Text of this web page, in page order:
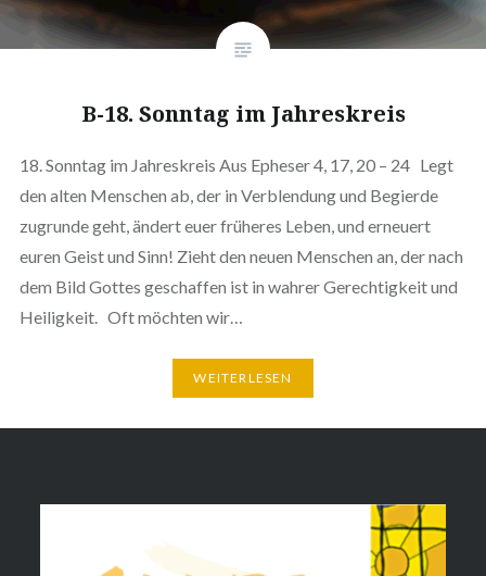
B-18. Sonntag im Jahreskreis
18. Sonntag im Jahreskreis Aus Epheser 4, 17, 20 – 24 Legt
den alten Menschen ab, der in Verblendung und Begierde
zugrunde geht, ändert euer früheres Leben, und erneuert
euren Geist und Sinn! Zieht den neuen Menschen an, der nach
dem Bild Gottes geschaffen ist in wahrer Gerechtigkeit und
Heiligkeit. Oft möchten wir…
WEITERLESEN